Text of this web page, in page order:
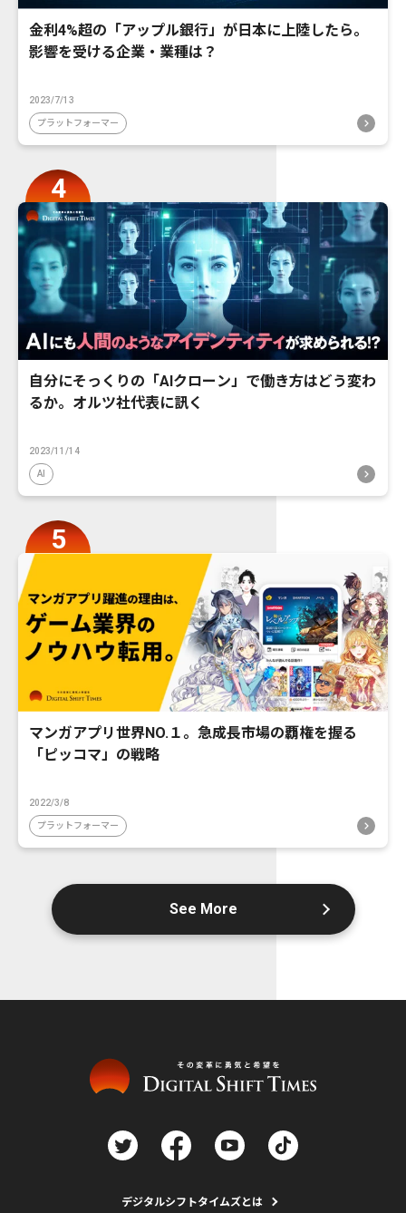
金利4%超の「アップル銀行」が日本に上陸したら。
影響を受ける企業・業種は？
2023/7/13
プラットフォーマー
自分にそっくりの「AIクローン」で働き方はどう変わ
るか。オルツ社代表に訊く
2023/11/14
AI
マンガアプリ世界NO.１。急成長市場の覇権を握る
「ピッコマ」の戦略
2022/3/8
プラットフォーマー
See More
デジタルシフトタイムズとは